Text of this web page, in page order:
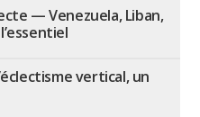
— Venezuela, Liban,
vertical, un